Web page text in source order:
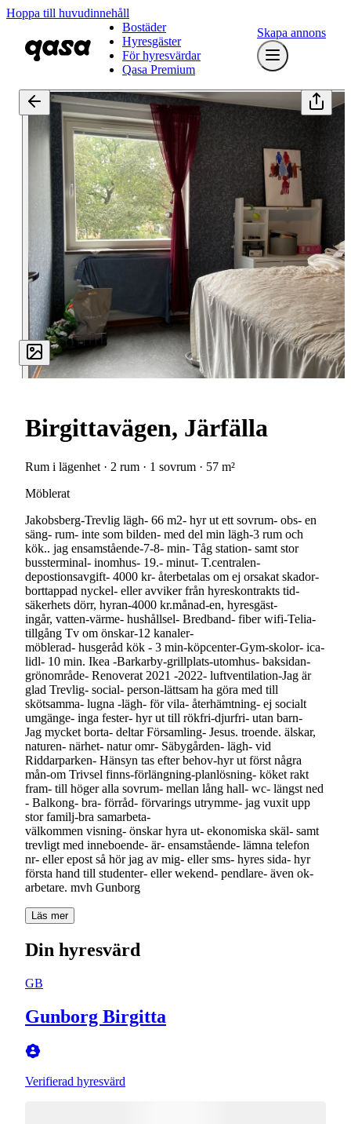
Hoppa till huvudinnehåll
Bostäder
Hyresgäster
För hyresvärdar
Qasa Premium
Skapa annons
Birgittavägen, Järfälla
Rum i lägenhet · 2 rum · 1 sovrum · 57 m²
Möblerat
Jakobsberg-Trevlig lägh- 66 m2- hyr ut ett sovrum- obs- en
säng- rum- inte som bilden- med del min lägh-3 rum och
kök.. jag ensamstående-7-8- min- Tåg station- samt stor
bussterminal- inomhus- 19.- minut- T.centralen-
depostionsavgift- 4000 kr- återbetalas om ej orsakat skador-
borttappad nyckel- eller avviker från hyreskontrakts tid-
säkerhets dörr, hyran-4000 kr.månad-en, hyresgäst-
ingår, vatten-värme- hushållsel- Bredband- fiber wifi-Telia-
tillgång Tv om önskar-12 kanaler-
möblerad- husgeråd kök - 3 min-köpcenter-Gym-skolor- ica-
lidl- 10 min. Ikea -Barkarby-grillplats-utomhus- baksidan-
grönområde- Renoverat 2021 -2022- luftventilation-Jag är
glad Trevlig- social- person-lättsam ha göra med till
skötsamma- lugna -lägh- för vila- återhämtning- ej socialt
umgänge- inga fester- hyr ut till rökfri-djurfri- utan barn-
Jag mycket borta- deltar Församling- Jesus. troende. älskar,
naturen- närhet- natur omr- Säbygården- lägh- vid
Riddarparken- Hänsyn tas efter behov-hyr ut först några
mån-om Trivsel finns-förlängning-planlösning- köket rakt
fram- till höger alla sovrum- mellan lång hall- wc- längst ned
- Balkong- bra- förråd- förvarings utrymme- jag vuxit upp
stor familj-bra samarbeta-
välkommen visning- önskar hyra ut- ekonomiska skäl- samt
trevligt med inneboende- är- ensamstående- lämna telefon
nr- eller epost så hör jag av mig- eller sms- hyres sida- hyr
första hand till studenter- eller wekend- pendlare- även ok-
arbetare. mvh Gunborg
Läs mer
Din hyresvärd
GB
Gunborg Birgitta
Verifierad hyresvärd